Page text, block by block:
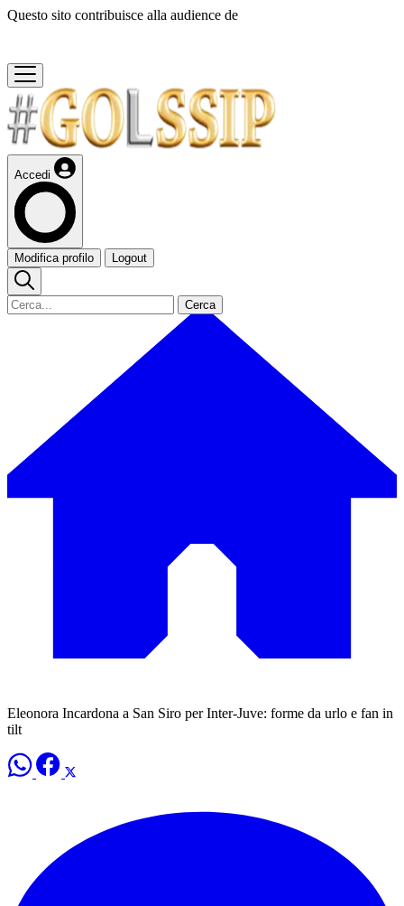
Questo sito contribuisce alla audience de
Accedi
Modifica profilo Logout
Cerca
Eleonora Incardona a San Siro per Inter-Juve: forme da urlo e fan in
tilt